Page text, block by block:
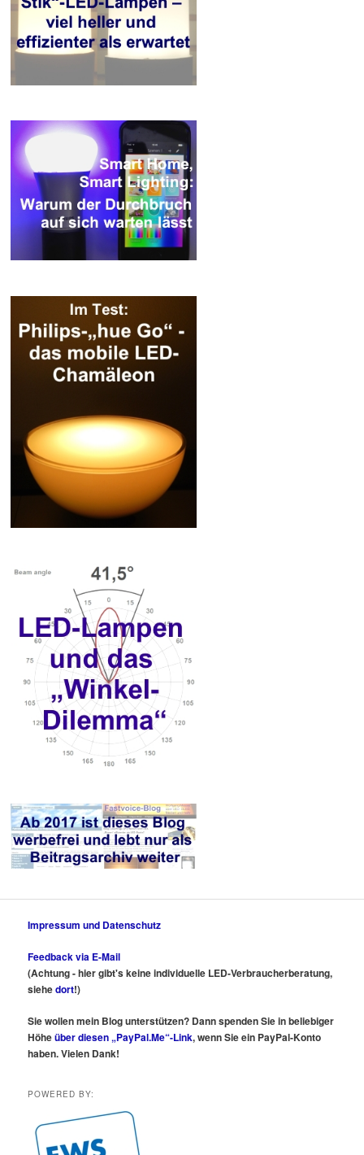
Impressum und Datenschutz
Feedback via E-Mail
(Achtung - hier gibt's keine individuelle LED-Verbraucherberatung,
siehedort!)
Sie wollen mein Blog unterstützen? Dann spenden Sie in beliebiger
Höheüber diesen „PayPal.Me“-Link, wenn Sie ein PayPal-Konto
haben. Vielen Dank!
POWERED BY: